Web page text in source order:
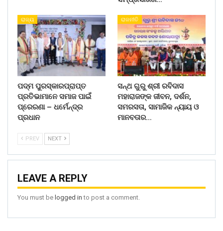
ରାଜ୍ୟ
ପଦ୍ମ ପୁରସ୍କାରପ୍ରାପ୍ତ
ପ୍ରତିଭାମାନେ ସମାଜ ପାଇଁ
ପ୍ରେରଣା – ଧର୍ମେନ୍ଦ୍ର
ପ୍ରଧାନ
ରାଜନୀତି
ସନ୍ଥ ଗୁରୁ ଶ୍ରୀ ରବିଦାସ
ମହାରାଜଙ୍କ ଜୀବନ, ଦର୍ଶନ,
ସମରସତା, ସାମାଜିକ ନ୍ୟାୟ ଓ
ମାନବତାର…
PREV NEXT
LEAVE A REPLY
You must be logged in to post a comment.